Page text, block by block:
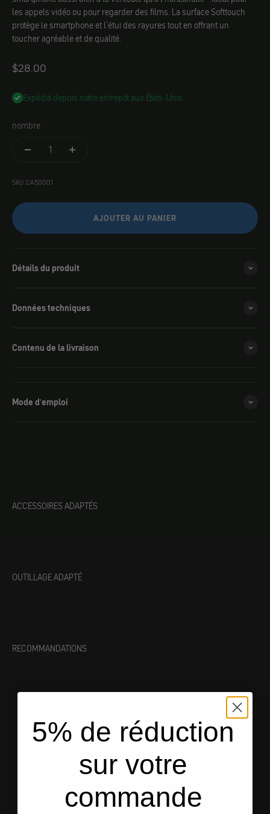
les appels vidéo ou pour regarder des films. La surface Softtouch
protège le smartphone et l'étui des rayures tout en offrant un
toucher agréable et de qualité.
Angebot
$28.00
Expédié depuis notre entrepôt aux États-Unis
nombre :
SKU: CA50001
AJOUTER AU PANIER
Détails du produit
Données techniques
Contenu de la livraison
Mode d'emploi
ACCESSOIRES ADAPTÉS
OUTILLAGE ADAPTÉ
RECOMMANDATIONS
5% de réduction
sur votre
commande